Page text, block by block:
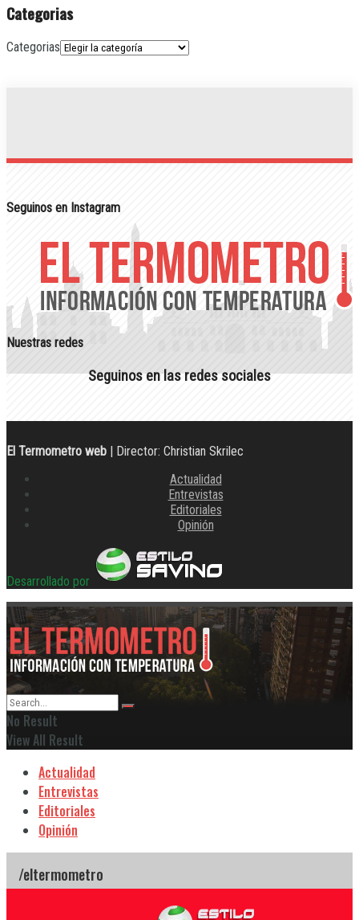
Categorias
Categorias
Seguinos en Instagram
Nuestras redes
Seguinos en las redes sociales
El Termometro web | Director: Christian Skrilec
Actualidad
Entrevistas
Editoriales
Opinión
Desarrollado por
No Result
View All Result
Actualidad
Entrevistas
Editoriales
Opinión